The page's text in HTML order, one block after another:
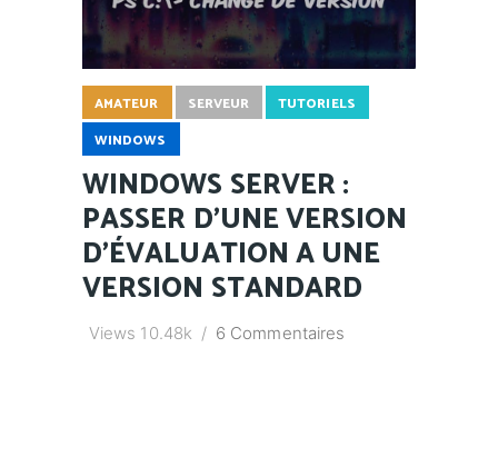
AMATEUR SERVEUR
TUTORIELS
WINDOWS
WINDOWS SERVER :
PASSER D’UNE VERSION
D’ÉVALUATION A UNE
VERSION STANDARD
Views 10.48k 6 Commentaires